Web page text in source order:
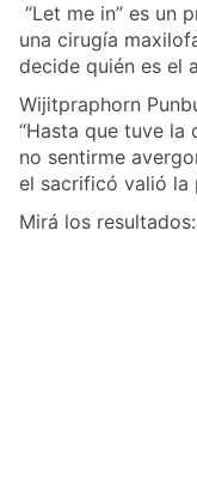
“Let me in” es un
una cirugía
decide quién es el
Wijitpraphorn
“Hasta que tuve
no sentirme
el sacrificó valió la
Mirá los resultados: